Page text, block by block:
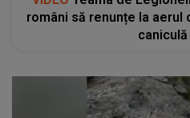
români să renunțe la aerul
caniculă